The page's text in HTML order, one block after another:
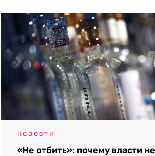
НОВОСТИ
«Не отбить»: почему власти не